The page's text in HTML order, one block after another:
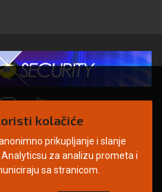
© Copyright 2026. | ARILEO
kolačiće
prikupljanje i slanje
za analizu prometa i
sa stranicom.